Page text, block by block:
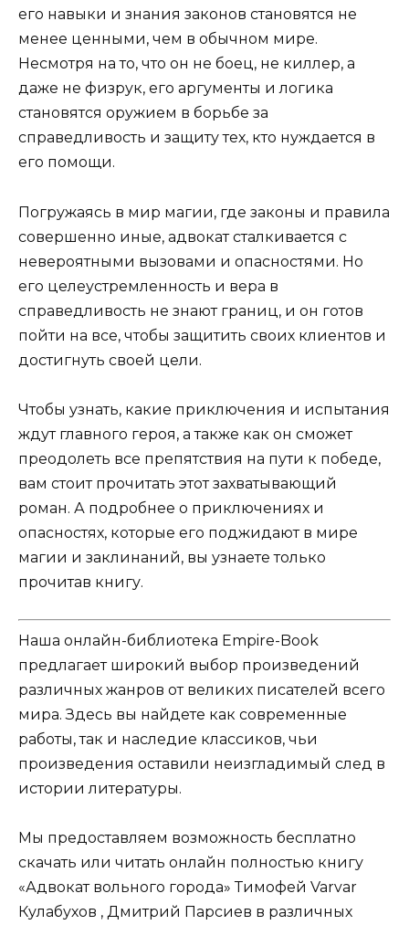
его навыки и знания законов становятся не
менее ценными, чем в обычном мире.
Несмотря на то, что он не боец, не киллер, а
даже не физрук, его аргументы и логика
становятся оружием в борьбе за
справедливость и защиту тех, кто нуждается в
его помощи.
Погружаясь в мир магии, где законы и правила
совершенно иные, адвокат сталкивается с
невероятными вызовами и опасностями. Но
его целеустремленность и вера в
справедливость не знают границ, и он готов
пойти на все, чтобы защитить своих клиентов и
достигнуть своей цели.
Чтобы узнать, какие приключения и испытания
ждут главного героя, а также как он сможет
преодолеть все препятствия на пути к победе,
вам стоит прочитать этот захватывающий
роман. А подробнее о приключениях и
опасностях, которые его поджидают в мире
магии и заклинаний, вы узнаете только
прочитав книгу.
Наша онлайн-библиотека Empire-Book
предлагает широкий выбор произведений
различных жанров от великих писателей всего
мира. Здесь вы найдете как современные
работы, так и наследие классиков, чьи
произведения оставили неизгладимый след в
истории литературы.
Мы предоставляем возможность бесплатно
скачать или читать онлайн полностью книгу
«Адвокат вольного города» Тимофей Varvar
Кулабухов , Дмитрий Парсиев в различных